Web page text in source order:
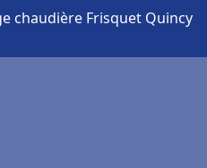
chaudière Frisquet Quincy